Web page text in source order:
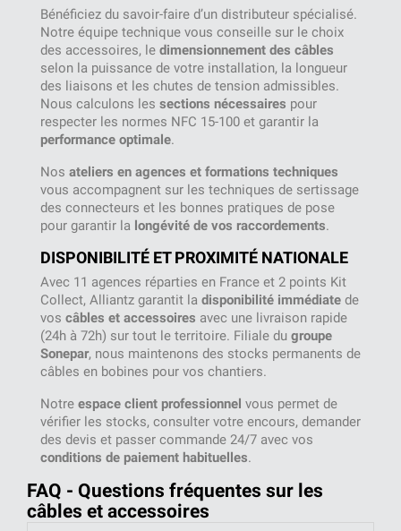
Bénéficiez du savoir-faire d’un distributeur spécialisé.
Notre équipe technique vous conseille sur le choix
des accessoires, le dimensionnement des câbles
selon la puissance de votre installation, la longueur
des liaisons et les chutes de tension admissibles.
Nous calculons les sections nécessaires pour
respecter les normes NFC 15-100 et garantir la
performance optimale.
Nos ateliers en agences et formations techniques
vous accompagnent sur les techniques de sertissage
des connecteurs et les bonnes pratiques de pose
pour garantir la longévité de vos raccordements.
DISPONIBILITÉ ET PROXIMITÉ NATIONALE
Avec 11 agences réparties en France et 2 points Kit
Collect, Alliantz garantit la disponibilité immédiate de
vos câbles et accessoires avec une livraison rapide
(24h à 72h) sur tout le territoire. Filiale du groupe
Sonepar, nous maintenons des stocks permanents de
câbles en bobines pour vos chantiers.
Notre espace client professionnel vous permet de
vérifier les stocks, consulter votre encours, demander
des devis et passer commande 24/7 avec vos
conditions de paiement habituelles.
FAQ - Questions fréquentes sur les
câbles et accessoires